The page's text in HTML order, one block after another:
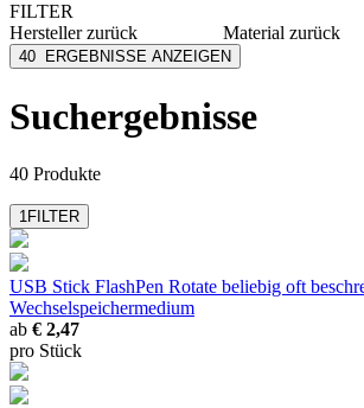
FILTER
Herstellerzurück
Arofol
Fujifilm
Goobay
mehr anzeigen
Material zurück
PVC
40 ERGEBNISSE ANZEIGEN
Suchergebnisse
40 Produkte
1FILTER
USB Stick FlashPen Rotate beliebig oft
Wechselspeichermedium
ab € 2,47
pro Stück